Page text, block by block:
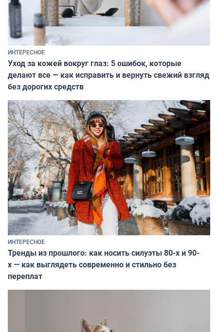
ИНТЕРЕСНОЕ
Уход за кожей вокруг глаз: 5 ошибок, которые
делают все — как исправить и вернуть свежий взгляд
без дорогих средств
ИНТЕРЕСНОЕ
Тренды из прошлого: как носить силуэты 80-х и 90-
х — как выглядеть современно и стильно без
переплат